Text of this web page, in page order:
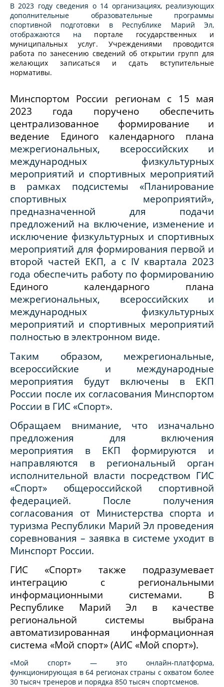
В 2023 году сведения о 14 организациях, реализующих
дополнительные образовательные программы
спортивной подготовки в Республике Марий Эл,
отображаются на портале государственных и
муниципальных услуг. Учреждениями проводится
работа по занесению сведений об открытии групп для
желающих записаться и сдать вступительные
нормативы.
Минспортом России регионам с 15 мая
2023 года поручено обеспечить
централизованное формирование и
ведение Единого календарного плана
межрегиональных, всероссийских и
международных физкультурных
мероприятий и спортивных мероприятий
в рамках подсистемы «Планирование
спортивных мероприятий»,
предназначенной для подачи
предложений на включение, изменение и
исключение физкультурных и спортивных
мероприятий для формирования первой и
второй частей ЕКП, а с IVквартала 2023
года обеспечить работу по формированию
Единого календарного плана
межрегиональных, всероссийских и
международных физкультурных
мероприятий и спортивных мероприятий
полностью в электронном виде.
Таким образом, межрегиональные,
всероссийские и международные
мероприятия будут включены в ЕКП
России после их согласования Минспортом
России в ГИС «Спорт».
Обращаем внимание, что изначально
предложения для включения
мероприятия в ЕКП формируются и
направляются в региональный орган
исполнительной власти посредством ГИС
«Спорт» общероссийской спортивной
федерацией. После получения
согласования от Министерства спорта и
туризма Республики Марий Эл проведения
соревнования – заявка в системе уходит в
Минспорт России.
ГИС «Спорт» также подразумевает
интеграцию с региональными
информационными системами. В
Республике Марий Эл в качестве
региональной системы выбрана
автоматизированная информационная
система «Мой спорт» (АИС «Мой спорт»).
«Мой спорт» — это онлайн-платформа,
функционирующая в 64 регионах страны с охватом более
30 тысяч тренеров и порядка 850 тысяч спортсменов.